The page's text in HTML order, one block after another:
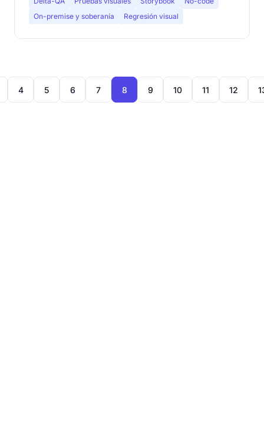
On-premise y soberanía
Regresión visual
4 5 6 7 8 9 10 11 12